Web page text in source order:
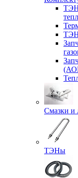
Смазки и
ТЭНы